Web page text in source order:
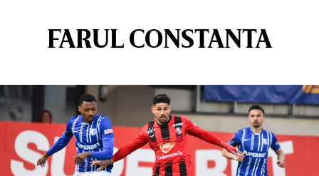
FARUL CONSTANTA